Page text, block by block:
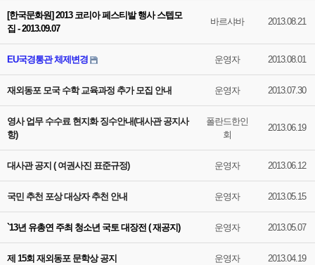
[한국문화원] 2013 코리아 페스티발 행사 스텝모
집 - 2013.09.07
바르샤바 2013.08.21
EU국경통관 체제변경 운영자 2013.08.01
재외동포 모국 수학 교육과정 추가 모집 안내 운영자 2013.07.30
영사 업무 수수료 현지화 징수안내(대사관 공지사
항)
폴란드한인
회
2013.06.19
대사관 공지 ( 여권사진 표준규정) 운영자 2013.06.12
국민 추천 포상 대상자 추천 안내 운영자 2013.05.15
`13년 유총연 주최 청소년 국토 대장전 ( 재공지) 운영자 2013.05.07
제 15회 재외동포 문학상 공지 운영자 2013.04.19